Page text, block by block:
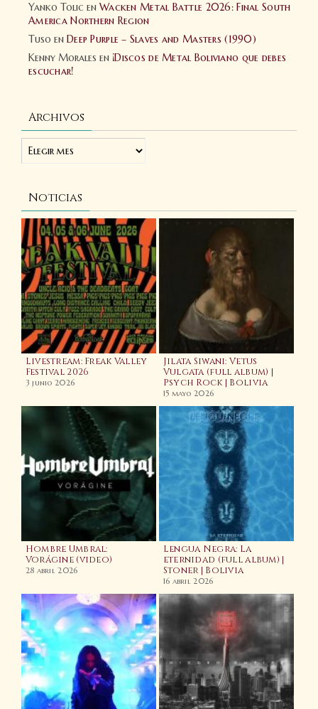
Yanko Tolic en Wacken Metal Battle 2026: Final South
America Northern Region
Tuso en Deep Purple – Slaves and Masters (1990)
Kenny Morales en ¡Discos de Metal Boliviano que debes
escuchar!
Archivos
Noticias
Livestream: Freak Valley
Festival 2026
3 junio 2026
Jilata Siwani: Vetus
Vulgata (full album) |
Psych Rock | Bolivia
15 mayo 2026
Hombre Umbral:
Vorágine (video)
28 abril 2026
Lengua Negra: La
eternidad (full album) |
Stoner | Bolivia
16 abril 2026